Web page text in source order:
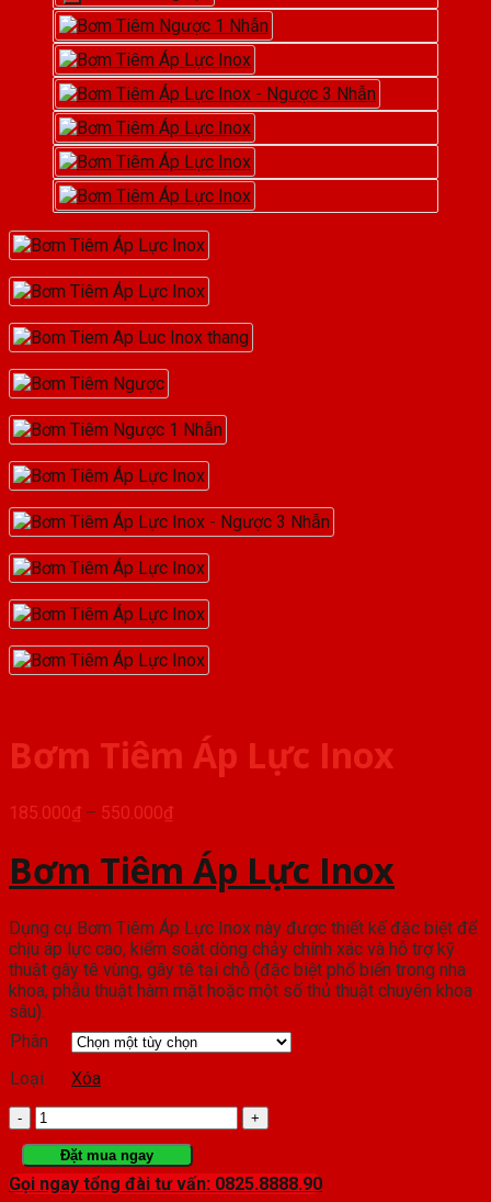
Bơm Tiêm Áp Lực Inox
185.000₫ – 550.000₫Khoảng
185.000₫
đến
550.000₫
Bơm Tiêm Áp Lực Inox
Dụng cụ Bơm Tiêm Áp Lực Inox này được thiết kế đặc biệt để
chịu áp lực cao, kiểm soát dòng chảy chính xác và hỗ trợ kỹ
thuật gây tê vùng, gây tê tại chỗ (đặc biệt phổ biến trong nha
khoa, phẫu thuật hàm mặt hoặc một số thủ thuật chuyên khoa
sâu).
Phân
Loại
Xóa
Bơm
Tiêm
Áp
Đặt mua ngay
Gọi ngay tổng đài tư vấn: 0825.8888.90